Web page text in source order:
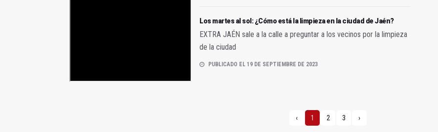
Los martes al sol: ¿Cómo está la limpieza en la ciudad de Jaén?
EXTRA JAÉN sale a la calle a preguntar a los vecinos por la limpieza
de la ciudad
PUBLICADO EL 19 DE SEPTIEMBRE DE 2023
‹ 1 2 3 ›